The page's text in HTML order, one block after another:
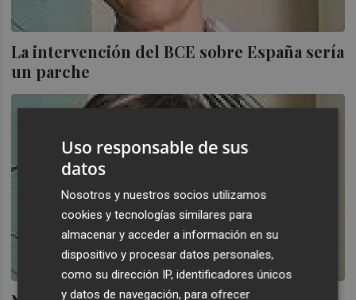
La intervención del BCE sobre España sería
un parche
Uso responsable de sus
datos
Nosotros y nuestros socios utilizamos
cookies y tecnologías similares para
almacenar y acceder a información en su
dispositivo y procesar datos personales,
como su dirección IP, identificadores únicos
y datos de navegación, para ofrecer